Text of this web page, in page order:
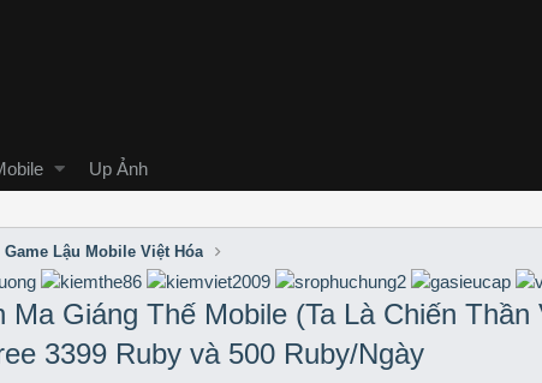
Up Ảnh
Game Lậu Mobile Việt Hóa
Ma Giáng Thế Mobile (Ta Là Chiến
3399 Ruby và 500 Ruby/Ngày